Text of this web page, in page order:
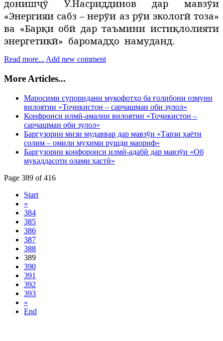
донишҷӯ У.Насриддинов дар мавзӯи
«Энергияи сабз – нерӯи аз рӯи экологӣ тоза»
ва «Барқи обӣ дар таъмини истиқлолияти
энергетикӣ» баромадҳо намуданд.
Read more... Add new comment
More Articles...
Маросими супоридани мукофотҳо ба ғолибони озмуни
вилоятии «Тоҷикистон – сарчашмаи оби зулол»
Конфронси илмӣ-амалии вилоятии «Тоҷикистон –
сарчашмаи оби зулол»
Баргузории мизи мудаввар дар мавзӯи «Тарзи ҳаёти
солим – омили муҳими рушди маориф»
Баргузории конфоронси илмӣ-адабӣ дар мавзӯи «Об
муқаддасоти олами ҳастӣ»
Page 389 of 416
Start
«
384
385
386
387
388
389
390
391
392
393
»
End